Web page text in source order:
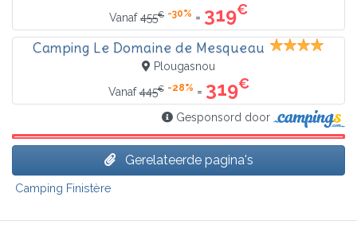
Vanaf455€ -30% = 319€
Camping Le Domaine de Mesqueau
Plougasnou
Vanaf445€ -28% = 319€
Gesponsord door
Gerelateerde pagina's
Camping Finistère